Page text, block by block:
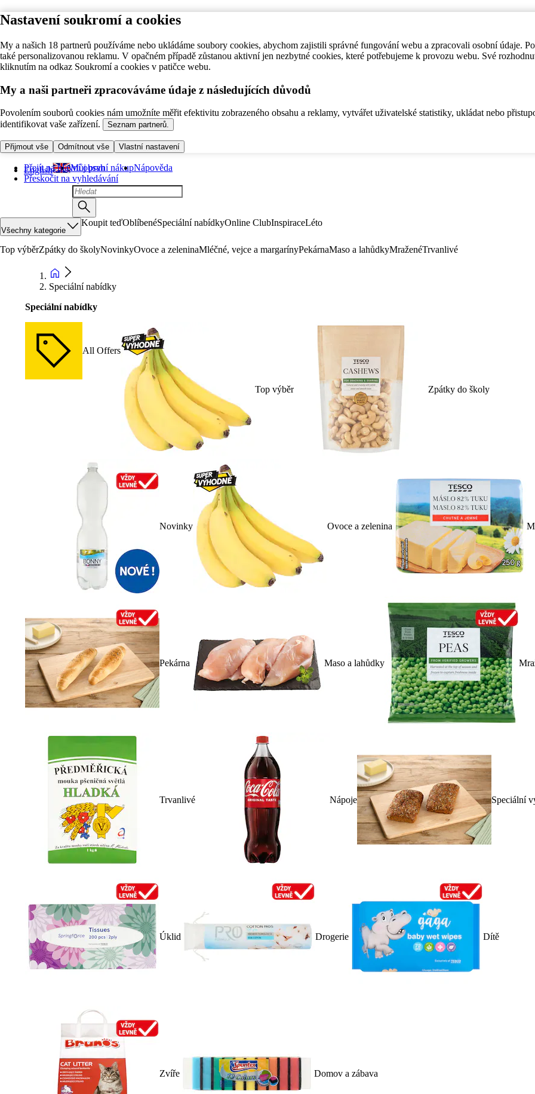
Nastavení soukromí a cookies
My a našich 18 partnerů používáme nebo ukládáme soubory cookies, abychom zajistili správné fungování webu a zpracovali osobní údaje.
také personalizovanou reklamu. V opačném případě zůstanou aktivní jen nezbytné cookies, které potřebujeme k provozu webu. Své
kliknutím na odkaz Soukromí a cookies v patičce webu.
My a naši partneři zpracováváme údaje z následujících důvodů
Povolením souborů cookies nám umožníte měřit efektivitu zobrazeného obsahu a reklamy, vytvářet uživatelské statistiky, ukládat nebo
identifikovat vaše zařízení.
Seznam partnerů.
Přijmout vše Odmítnout vše Vlastní nastavení
Přejít na hlavní obsah
Přeskočit na vyhledávání
English Můj první nákupNápověda
Všechny kategorie
Koupit teďOblíbenéSpeciální nabídkyOnline ClubInspiraceLéto
Top výběrZpátky do školyNovinkyOvoce a zeleninaMléčné, vejce a margarínyPekárnaMaso a lahůdkyMraženéTrvanlivé
Speciální nabídky
Speciální nabídky
All Offers
Top výběr Zpátky do školy
Novinky Ovoce a zelenina
Pekárna Maso a lahůdky
Trvanlivé Nápoje Speciální
Úklid Drogerie Dítě
Zvíře Domov a zábava